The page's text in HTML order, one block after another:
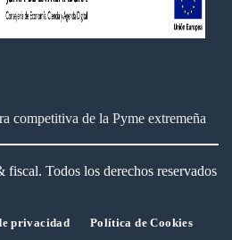
Todos los derechos reservados
privacidad Política de Cookies